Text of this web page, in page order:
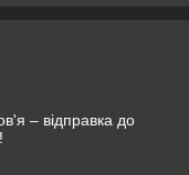
– відправка до